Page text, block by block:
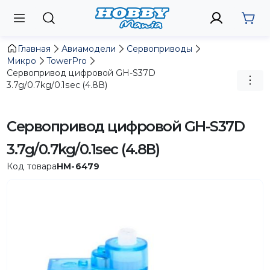
Главная Авиамодели
Сервоприводы
Микро
TowerPro
Сервопривод цифровой GH-S37D
3.7g/0.7kg/0.1sec (4.8В)
Сервопривод цифровой GH-S37D
3.7g/0.7kg/0.1sec (4.8В)
Код товараHM-6479